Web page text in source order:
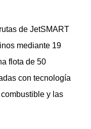
de JetSMART
mediante 19
flota de 50
con tecnología
y las